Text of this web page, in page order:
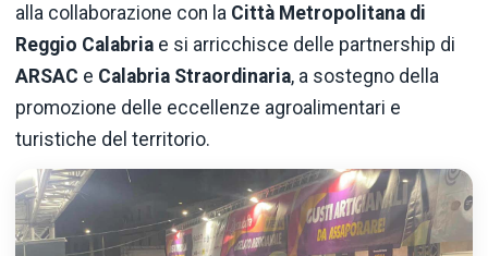
alla collaborazione con la Città Metropolitana di
Reggio Calabria e si arricchisce delle partnership di
ARSAC e Calabria Straordinaria, a sostegno della
promozione delle eccellenze agroalimentari e
turistiche del territorio.